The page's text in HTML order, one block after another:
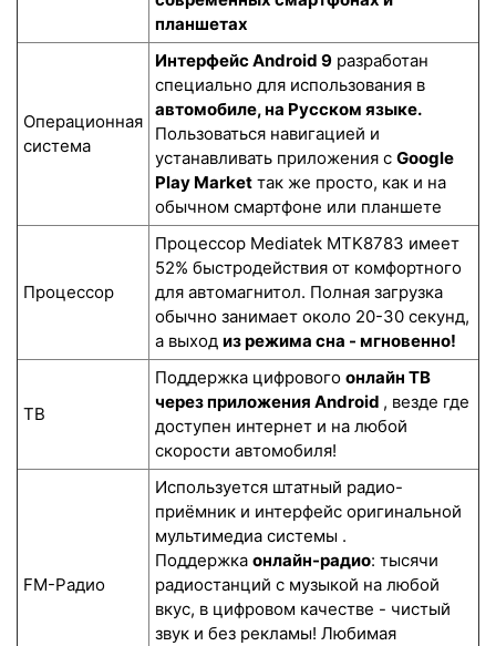
планшетах
Операционная
система
Интерфейс Android 9 разработан
специально для использования в
автомобиле, на Русском языке.
Пользоваться навигацией и
устанавливать приложения с Google
Play Market так же просто, как и на
обычном смартфоне или планшете
Процессор
Процессор Mediatek MTK8783 имеет
52% быстродействия от комфортного
для автомагнитол. Полная загрузка
обычно занимает около 20-30 секунд,
а выход из режима сна - мгновенно!
ТВ
Поддержка цифрового онлайн ТВ
через приложения Android , везде где
доступен интернет и на любой
скорости автомобиля!
FM-Радио
Используется штатный радио-
приёмник и интерфейс оригинальной
мультимедиа системы .
Поддержка онлайн-радио: тысячи
радиостанций с музыкой на любой
вкус, в цифровом качестве - чистый
звук и без рекламы! Любимая